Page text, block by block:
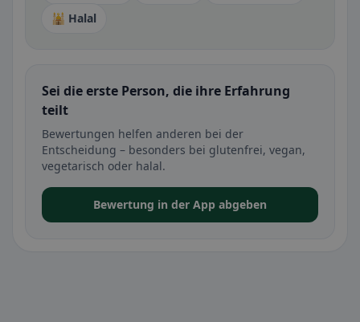
🕌 Halal
Sei die erste Person, die ihre Erfahrung
teilt
Bewertungen helfen anderen bei der
Entscheidung – besonders bei glutenfrei, vegan,
vegetarisch oder halal.
Bewertung in der App abgeben